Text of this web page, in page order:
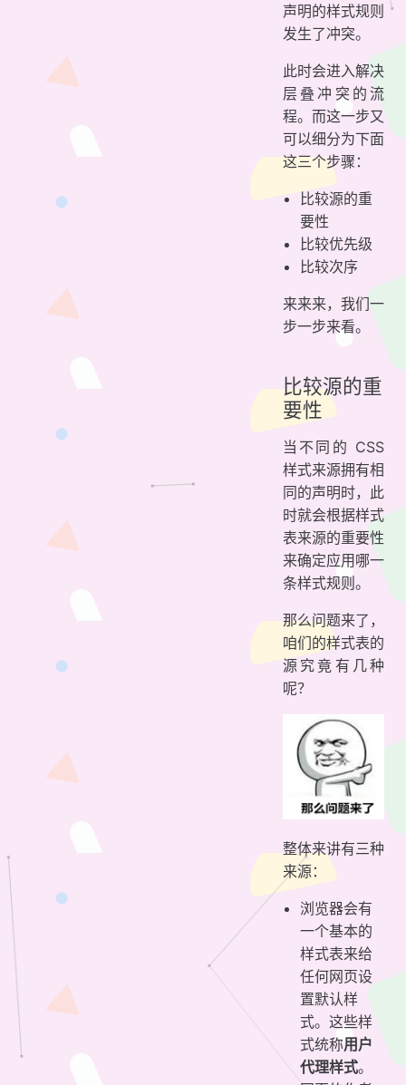
声明的样式规则
发生了冲突。
此时会进入解决
层叠冲突的流
程。而这一步又
可以细分为下面
这三个步骤：
比较源的重
要性
比较优先级
比较次序
来来来，我们一
步一步来看。
比较源的重
要性
当不同的 CSS
样式来源拥有相
同的声明时，此
时就会根据样式
表来源的重要性
来确定应用哪一
条样式规则。
那么问题来了，
咱们的样式表的
源究竟有几种
呢？
整体来讲有三种
来源：
浏览器会有
一个基本的
样式表来给
任何网页设
置默认样
式。这些样
式统称用户
代理样式。